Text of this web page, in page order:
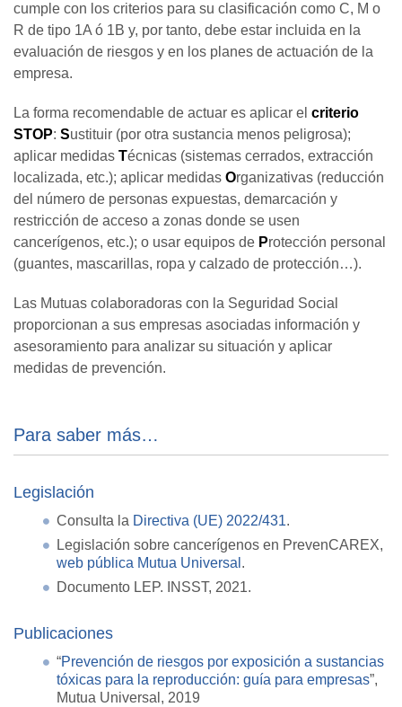
cumple con los criterios para su clasificación como C, M o
R de tipo 1A ó 1B y, por tanto, debe estar incluida en la
evaluación de riesgos y en los planes de actuación de la
empresa.
La forma recomendable de actuar es aplicar el criterio
STOP: Sustituir (por otra sustancia menos peligrosa);
aplicar medidas Técnicas (sistemas cerrados, extracción
localizada, etc.); aplicar medidas Organizativas (reducción
del número de personas expuestas, demarcación y
restricción de acceso a zonas donde se usen
cancerígenos, etc.); o usar equipos de Protección personal
(guantes, mascarillas, ropa y calzado de protección…).
Las Mutuas colaboradoras con la Seguridad Social
proporcionan a sus empresas asociadas información y
asesoramiento para analizar su situación y aplicar
medidas de prevención.
Para saber más…
Legislación
Consulta la Directiva (UE) 2022/431.
Legislación sobre cancerígenos en PrevenCAREX,
web pública Mutua Universal .
Documento LEP. INSST, 2021.
Publicaciones
“Prevención de riesgos por exposición a sustancias
tóxicas para la reproducción: guía para empresas”,
Mutua Universal, 2019